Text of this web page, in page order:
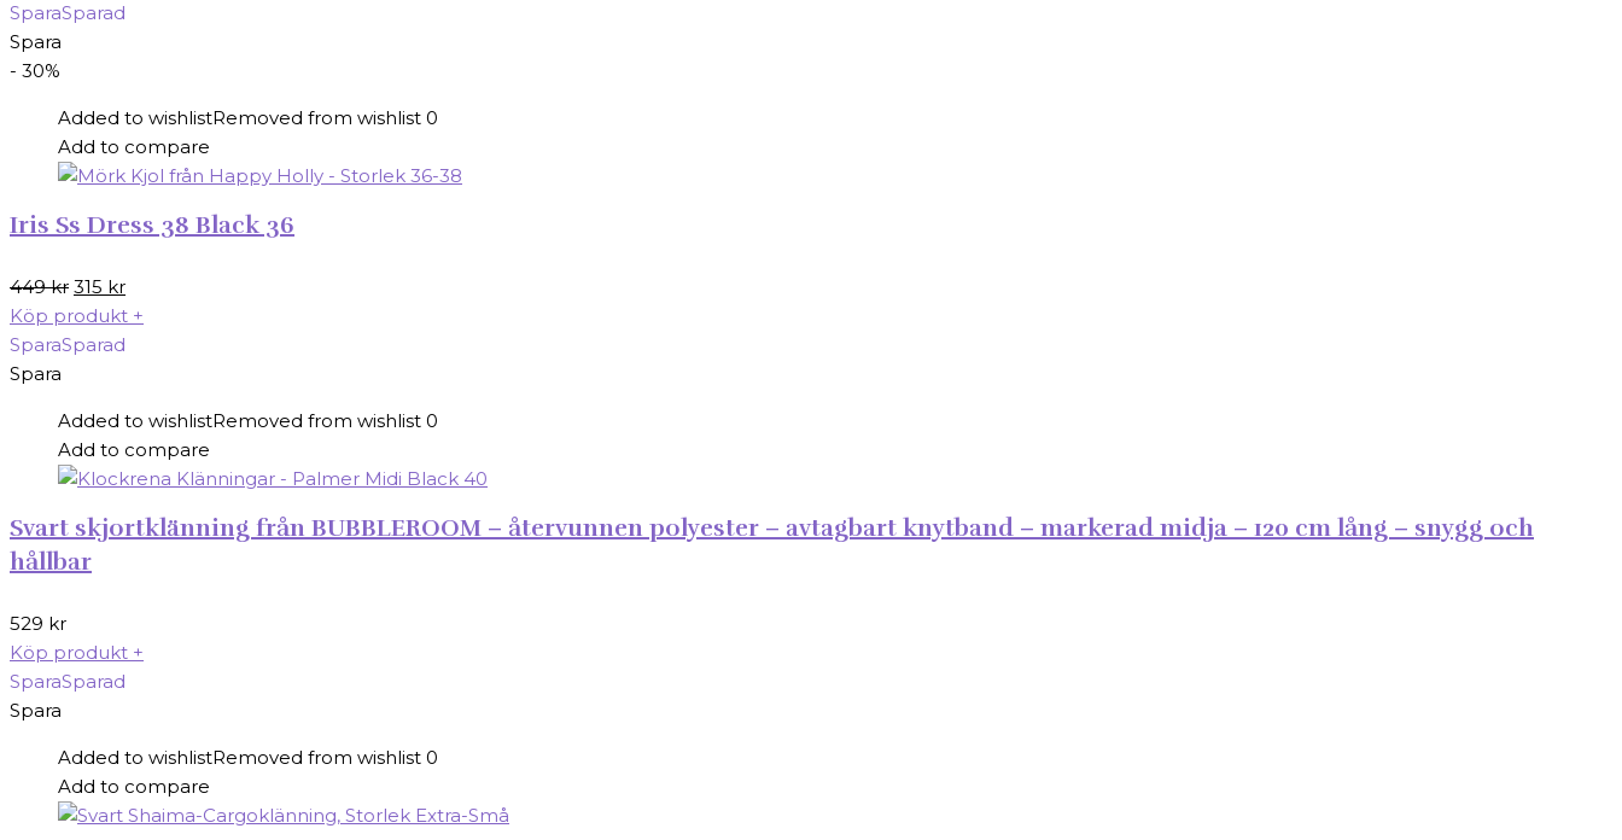
SparaSparad
Spara
- 30%
Added to wishlistRemoved from wishlist 0
Add to compare
Iris Ss Dress 38 Black 36
449kr Det
ursprungliga
priset
315 krDet
nuvarande
Köp produkt +
SparaSparad
Spara
Added to wishlistRemoved from wishlist 0
Add to compare
Svart skjortklänning från BUBBLEROOM – återvunnen polyester – avtagbart knytband – markerad midja – 120 cm lång – snygg och
hållbar
529 kr
Köp produkt +
SparaSparad
Spara
Added to wishlistRemoved from wishlist 0
Add to compare